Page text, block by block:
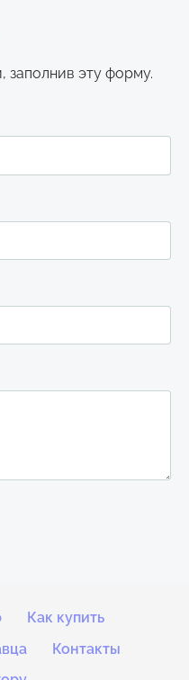
заполнив эту форму.
Как купить
Контакты